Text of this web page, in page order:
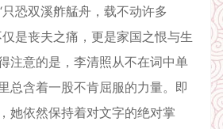
恐双溪舴艋舟，载不动许多
是丧夫之痛，更是家国之恨与生
注意的是，李清照从不在词中单
总含着一股不肯屈服的力量。即
她依然保持着对文字的绝对掌